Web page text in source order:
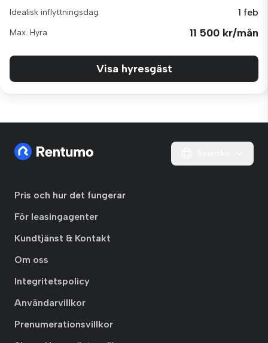
Idealisk inflyttningsdag 1 feb
Max. Hyra 11 500 kr/mån
Visa hyresgäst
Pris och hur det fungerar
För leasingagenter
Kundtjänst & Kontakt
Om oss
Integritetspolicy
Användarvillkor
Prenumerationsvillkor